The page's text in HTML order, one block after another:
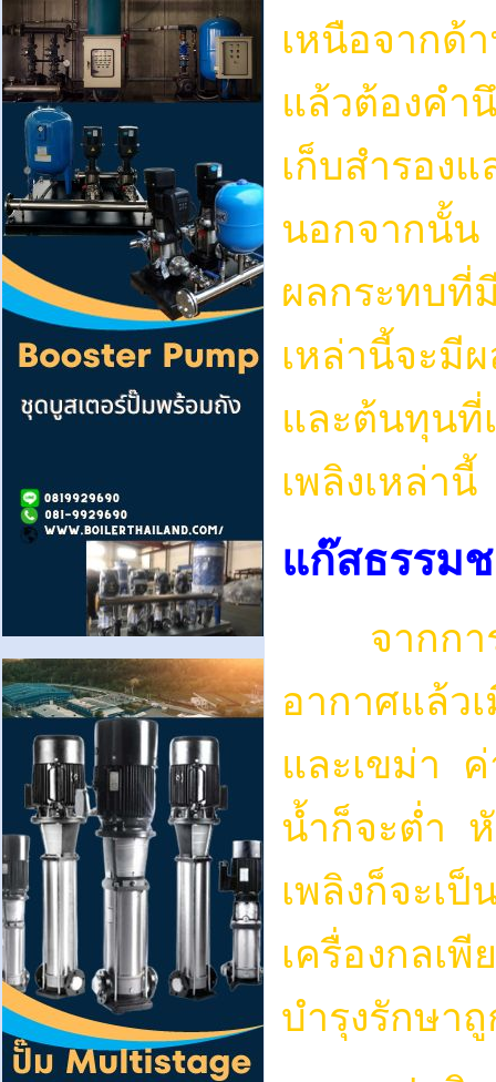
เหนือจากด้
แล้วต้องคำ
เก็บสำรอง
นอกจากนั้น
ผลกระทบที่
เหล่านี้จะมี
และต้นทุนที่
เพลิงเหล่านี้
แก๊สธรรม
จากก
อากาศแล้ว
และเขม่า ค่
น้ำก็จะต่ำ หั
เพลิงก็จะเ
เครื่องกลเ
บำรุงรักษา